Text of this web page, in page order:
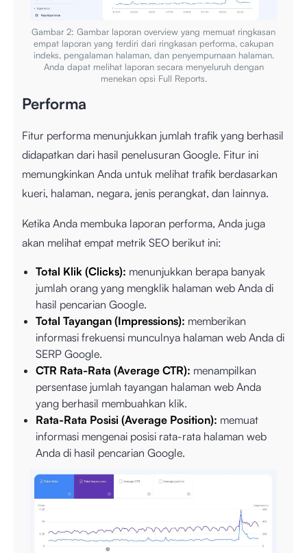
Gambar 2: Gambar laporan overview yang memuat ringkasan
empat laporan yang terdiri dari ringkasan performa, cakupan
indeks, pengalaman halaman, dan penyempurnaan halaman.
Anda dapat melihat laporan secara menyeluruh dengan
menekan opsi Full Reports.
Performa
Fitur performa menunjukkan jumlah trafik yang berhasil
didapatkan dari hasil penelusuran Google. Fitur ini
memungkinkan Anda untuk melihat trafik berdasarkan
kueri, halaman, negara, jenis perangkat, dan lainnya.
Ketika Anda membuka laporan performa, Anda juga
akan melihat empat metrik SEO berikut ini:
Total Klik (Clicks): menunjukkan berapa banyak
jumlah orang yang mengklik halaman web Anda di
hasil pencarian Google.
Total Tayangan (Impressions): memberikan
informasi frekuensi munculnya halaman web Anda di
SERP Google.
CTR Rata-Rata (Average CTR): menampilkan
persentase jumlah tayangan halaman web Anda
yang berhasil membuahkan klik.
Rata-Rata Posisi (Average Position): memuat
informasi mengenai posisi rata-rata halaman web
Anda di hasil pencarian Google.